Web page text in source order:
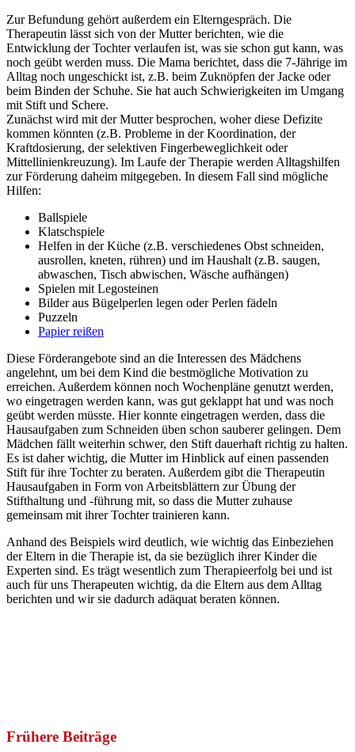
Zur Befundung gehört außerdem ein Elterngespräch. Die
Therapeutin lässt sich von der Mutter berichten, wie die
Entwicklung der Tochter verlaufen ist, was sie schon gut kann, was
noch geübt werden muss. Die Mama berichtet, dass die 7-Jährige im
Alltag noch ungeschickt ist, z.B. beim Zuknöpfen der Jacke oder
beim Binden der Schuhe. Sie hat auch Schwierigkeiten im Umgang
mit Stift und Schere.
Zunächst wird mit der Mutter besprochen, woher diese Defizite
kommen könnten (z.B. Probleme in der Koordination, der
Kraftdosierung, der selektiven Fingerbeweglichkeit oder
Mittellinienkreuzung). Im Laufe der Therapie werden Alltagshilfen
zur Förderung daheim mitgegeben. In diesem Fall sind mögliche
Hilfen:
Ballspiele
Klatschspiele
Helfen in der Küche (z.B. verschiedenes Obst schneiden,
ausrollen, kneten, rühren) und im Haushalt (z.B. saugen,
abwaschen, Tisch abwischen, Wäsche aufhängen)
Spielen mit Legosteinen
Bilder aus Bügelperlen legen oder Perlen fädeln
Puzzeln
Papier reißen
Diese Förderangebote sind an die Interessen des Mädchens
angelehnt, um bei dem Kind die bestmögliche Motivation zu
erreichen. Außerdem können noch Wochenpläne genutzt werden,
wo eingetragen werden kann, was gut geklappt hat und was noch
geübt werden müsste. Hier konnte eingetragen werden, dass die
Hausaufgaben zum Schneiden üben schon sauberer gelingen. Dem
Mädchen fällt weiterhin schwer, den Stift dauerhaft richtig zu halten.
Es ist daher wichtig, die Mutter im Hinblick auf einen passenden
Stift für ihre Tochter zu beraten. Außerdem gibt die Therapeutin
Hausaufgaben in Form von Arbeitsblättern zur Übung der
Stifthaltung und -führung mit, so dass die Mutter zuhause
gemeinsam mit ihrer Tochter trainieren kann.
Anhand des Beispiels wird deutlich, wie wichtig das Einbeziehen
der Eltern in die Therapie ist, da sie bezüglich ihrer Kinder die
Experten sind. Es trägt wesentlich zum Therapieerfolg bei und ist
auch für uns Therapeuten wichtig, da die Eltern aus dem Alltag
berichten und wir sie dadurch adäquat beraten können.
Frühere Beiträge